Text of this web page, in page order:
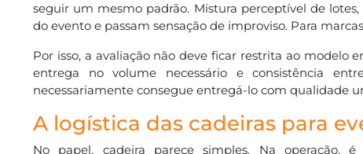
seguir um mesmo padrão. Mistura perceptível de
do evento e passam sensação de improviso. Para
Por isso, a avaliação não deve ficar restrita ao modelo
entrega no volume necessário e consistência
necessariamente consegue entregá-lo com qualidade
A logística das cadeiras para
No papel, cadeira parece simples. Na operação,